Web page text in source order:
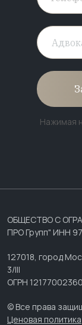
Нажимая
ОБЩЕСТВО С
ПРО Групп" ИНН
127018, город
3/III
ОГРН
© Все права
Ценовая политика